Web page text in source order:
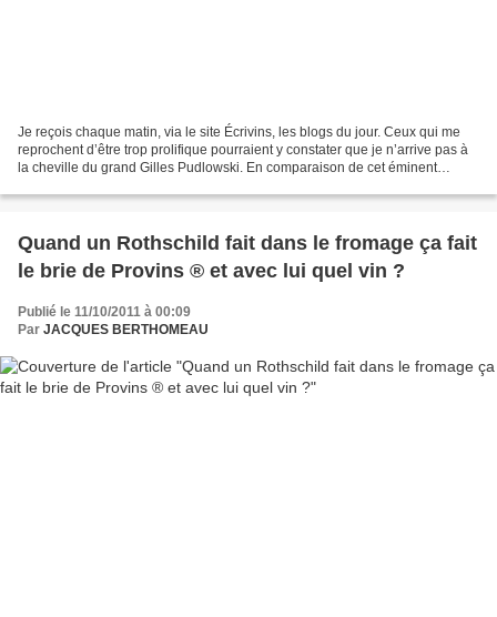
Je reçois chaque matin, via le site Écrivins, les blogs du jour. Ceux qui me
reprochent d’être trop prolifique pourraient y constater que je n’arrive pas à
la cheville du grand Gilles Pudlowski. En comparaison de cet éminent
Quand un Rothschild fait dans le fromage ça fait
le brie de Provins ® et avec lui quel vin ?
Publié le 11/10/2011 à 00:09
Par JACQUES BERTHOMEAU